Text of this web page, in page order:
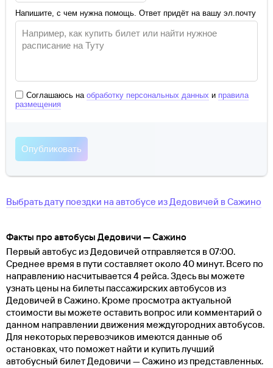
Напишите, с чем нужна помощь. Ответ придёт на вашу эл.почту
Соглашаюсь на обработку персональных данных и правила
размещения
Выбрать дату поездки на автобусе изДедовичей вСажино
Факты про автобусы Дедовичи — Сажино
Первый автобус из Дедовичей отправляется в 07:00.
Среднее время в пути составляет около 40 минут. Всего по
направлению насчитывается 4 рейса. Здесь вы можете
узнать цены на билеты пассажирских автобусов из
Дедовичей в Сажино. Кроме просмотра актуальной
стоимости вы можете оставить вопрос или комментарий о
данном направлении движения междугородних автобусов.
Для некоторых перевозчиков имеются данные об
остановках, что поможет найти и купить лучший
автобусный билет Дедовичи — Сажино из представленных.